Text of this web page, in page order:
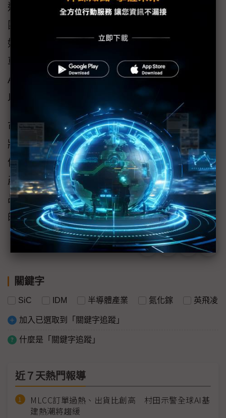
這些增強的能力，加上英飛凌強大的GaN專業
團隊，以及業界最廣泛的智慧財產權組合，恰
好可以滿足基於GaN的功率半導體在工業、汽
車、消費、運算和通訊等領域快速普及，包括
AI系統電源、太陽能逆變器、充電器和適配器
以及馬達控制系統等。
市場分析師預測， GaN在功率應用領域的營收
將以每年36%的速度成長，到2030年達到約25
億美元。英飛凌擁有專有的生產能力和強大的
產品組合，2024年發布了40多款新型GaN產
品，這使其成為尋求高品質GaN解決方案客戶
的首選合作夥伴。
關鍵字
SiC IDM 半導體產業 氮化鎵 英飛凌
加入已選取到「關鍵字追蹤」
什麼是「關鍵字追蹤」
近７天熱門報導
MLCC訂單過熱、出貨比創高 村田示警全球AI基
建熱潮將趨緩